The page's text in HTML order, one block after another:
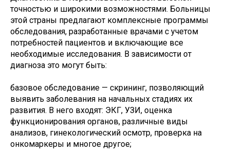
точностью и широкими возможностями. Больницы
этой страны предлагают комплексные программы
обследования, разработанные врачами с учетом
потребностей пациентов и включающие все
необходимые исследования. В зависимости от
диагноза это могут быть:
базовое обследование — скрининг, позволяющий
выявить заболевания на начальных стадиях их
развития. В него входят: ЭКГ, УЗИ, оценка
функционирования органов, различные виды
анализов, гинекологический осмотр, проверка на
онкомаркеры и многое другое;